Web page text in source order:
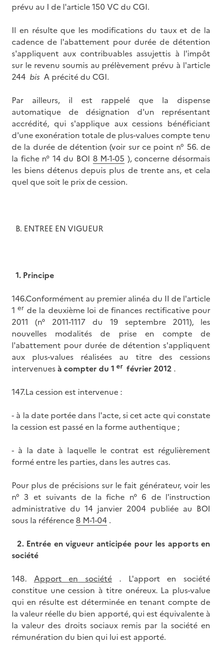
prévu au I de l'article 150 VC du CGI.
Il en résulte que les modifications du taux et de la
cadence de l'abattement pour durée de détention
s'appliquent aux contribuables assujettis à l'impôt
sur le revenu soumis au prélèvement prévu à l'article
244 bis A précité du CGI.
Par ailleurs, il est rappelé que la dispense
automatique de désignation d'un représentant
accrédité, qui s'applique aux cessions bénéficiant
d'une exonération totale de plus-values compte tenu
de la durée de détention (voir sur ce point n° 56. de
la fiche n° 14 du BOI 8 M-1-05 ), concerne désormais
les biens détenus depuis plus de trente ans, et cela
quel que soit le prix de cession.
B. ENTREE EN VIGUEUR
1. Principe
146.Conformément au premier alinéa du II de l'article
1er de la deuxième loi de finances rectificative pour
2011 (n° 2011-1117 du 19 septembre 2011), les
nouvelles modalités de prise en compte de
l'abattement pour durée de détention s'appliquent
aux plus-values réalisées au titre des cessions
intervenuesà compter du 1 er février 2012 .
147.La cession est intervenue :
- à la date portée dans l'acte, si cet acte qui constate
la cession est passé en la forme authentique ;
- à la date à laquelle le contrat est régulièrement
formé entre les parties, dans les autres cas.
Pour plus de précisions sur le fait générateur, voir les
n° 3 et suivants de la fiche n° 6 de l'instruction
administrative du 14 janvier 2004 publiée au BOI
sous la référence8 M-1-04 .
2. Entrée en vigueur anticipée pour les apports en
société
148. Apport en société . L'apport en société
constitue une cession à titre onéreux. La plus-value
qui en résulte est déterminée en tenant compte de
la valeur réelle du bien apporté, qui est équivalente à
la valeur des droits sociaux remis par la société en
rémunération du bien qui lui est apporté.